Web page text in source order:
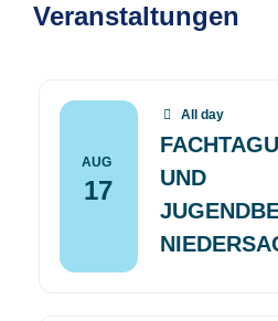
Veranstaltungen
AUG
17
All day
UND